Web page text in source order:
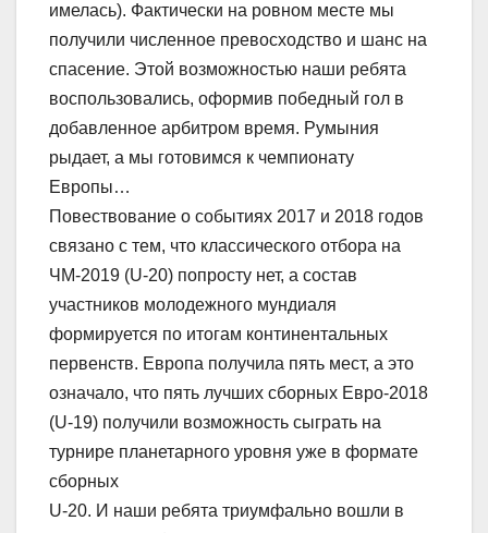
имелась). Фактически на ровном месте мы
получили численное превосходство и шанс на
спасение. Этой возможностью наши ребята
воспользовались, оформив победный гол в
добавленное арбитром время. Румыния
рыдает, а мы готовимся к чемпионату
Европы…
Повествование о событиях 2017 и 2018 годов
связано с тем, что классического отбора на
ЧМ-2019 (U-20) попросту нет, а состав
участников молодежного мундиаля
формируется по итогам континентальных
первенств. Европа получила пять мест, а это
означало, что пять лучших сборных Евро-2018
(U-19) получили возможность сыграть на
турнире планетарного уровня уже в формате
сборных
U-20. И наши ребята триумфально вошли в